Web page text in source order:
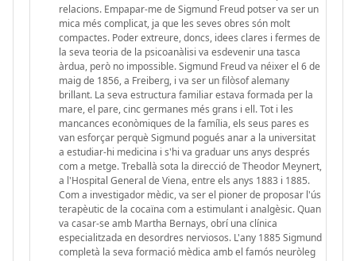
relacions. Empapar-me de Sigmund Freud potser va ser un
mica més complicat, ja que les seves obres són molt
compactes. Poder extreure, doncs, idees clares i fermes de
la seva teoria de la psicoanàlisi va esdevenir una tasca
àrdua, però no impossible. Sigmund Freud va néixer el 6 de
maig de 1856, a Freiberg, i va ser un filòsof alemany
brillant. La seva estructura familiar estava formada per la
mare, el pare, cinc germanes més grans i ell. Tot i les
mancances econòmiques de la família, els seus pares es
van esforçar perquè Sigmund pogués anar a la universitat
a estudiar-hi medicina i s'hi va graduar uns anys després
com a metge. Treballà sota la direcció de Theodor Meynert,
a l'Hospital General de Viena, entre els anys 1883 i 1885.
Com a investigador mèdic, va ser el pioner de proposar l'ús
terapèutic de la cocaïna com a estimulant i analgèsic. Quan
va casar-se amb Martha Bernays, obrí una clínica
especialitzada en desordres nerviosos. L'any 1885 Sigmund
completà la seva formació mèdica amb el famós neuròleg